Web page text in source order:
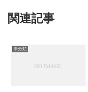
関連記事
未分類